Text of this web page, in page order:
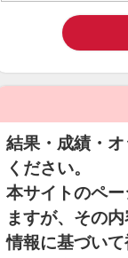
結果・成績・
ください。
本サイトのペ
ますが、その
情報に基づい